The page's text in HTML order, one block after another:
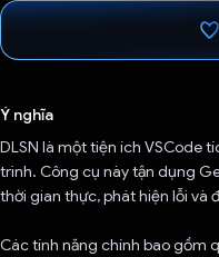
Ý nghĩa
DLSN là một tiện ích VSCode
trình. Công cụ này tận dụng
thời gian thực, phát hiện lỗi và
Các tính năng chính bao gồm